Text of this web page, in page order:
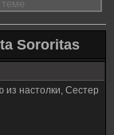
Sororitas
настолки, Сестер